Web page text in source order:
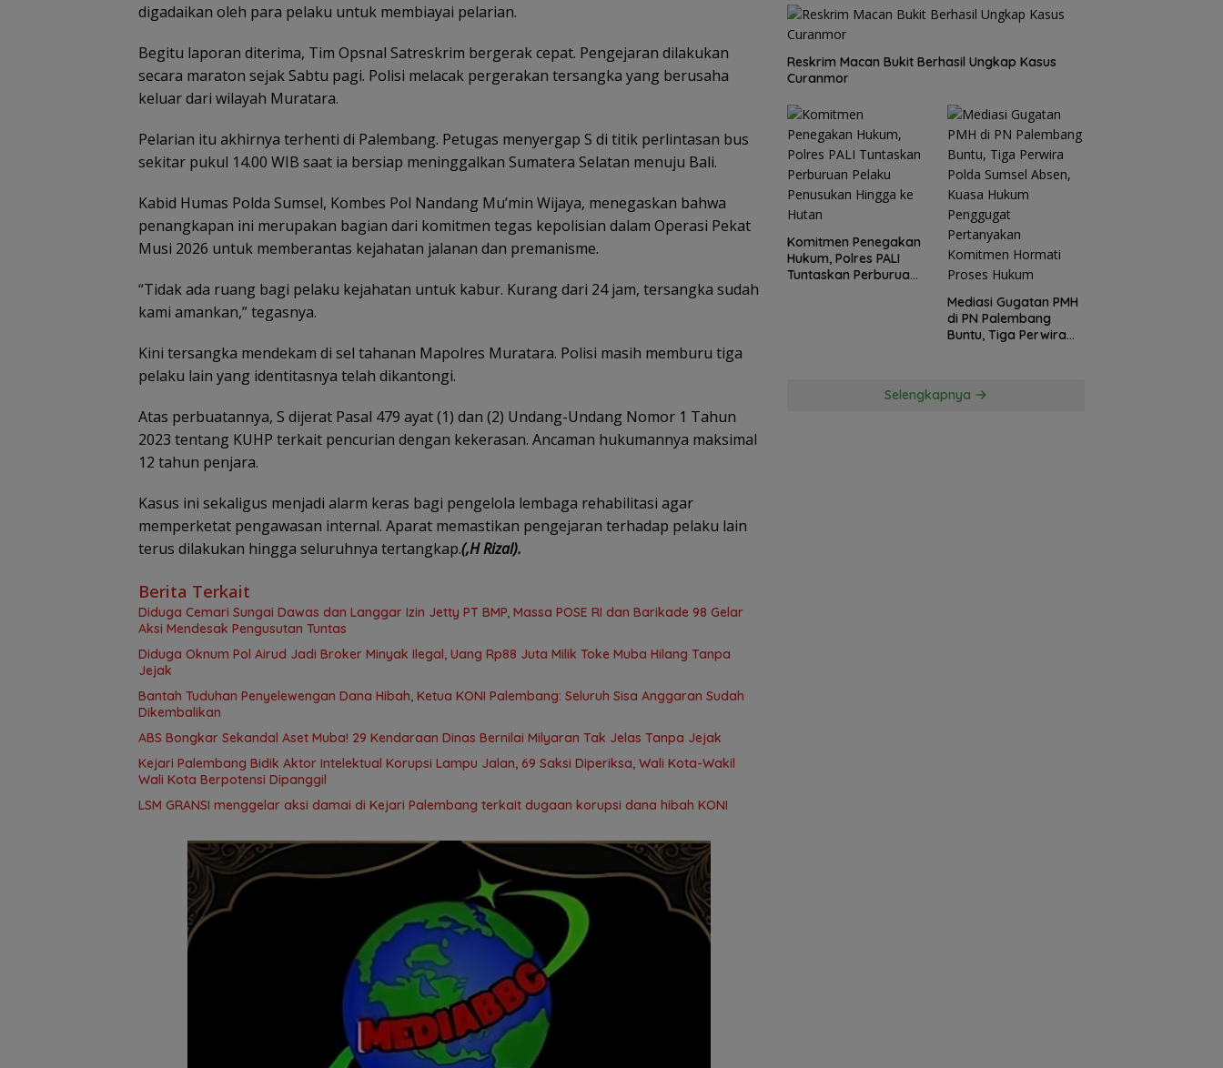
digadaikan oleh para pelaku untuk membiayai pelarian.
Begitu laporan diterima, Tim Opsnal Satreskrim bergerak cepat. Pengejaran dilakukan
secara maraton sejak Sabtu pagi. Polisi melacak pergerakan tersangka yang berusaha
keluar dari wilayah Muratara.
Pelarian itu akhirnya terhenti di Palembang. Petugas menyergap S di titik perlintasan bus
sekitar pukul 14.00 WIB saat ia bersiap meninggalkan Sumatera Selatan menuju Bali.
Kabid Humas Polda Sumsel, Kombes Pol Nandang Mu’min Wijaya, menegaskan bahwa
penangkapan ini merupakan bagian dari komitmen tegas kepolisian dalam Operasi Pekat
Musi 2026 untuk memberantas kejahatan jalanan dan premanisme.
“Tidak ada ruang bagi pelaku kejahatan untuk kabur. Kurang dari 24 jam, tersangka sudah
kami amankan,” tegasnya.
Kini tersangka mendekam di sel tahanan Mapolres Muratara. Polisi masih memburu tiga
pelaku lain yang identitasnya telah dikantongi.
Atas perbuatannya, S dijerat Pasal 479 ayat (1) dan (2) Undang-Undang Nomor 1 Tahun
2023 tentang KUHP terkait pencurian dengan kekerasan. Ancaman hukumannya maksimal
12 tahun penjara.
Kasus ini sekaligus menjadi alarm keras bagi pengelola lembaga rehabilitasi agar
memperketat pengawasan internal. Aparat memastikan pengejaran terhadap pelaku lain
terus dilakukan hingga seluruhnya tertangkap.(,H Rizal).
Berita Terkait
Diduga Cemari Sungai Dawas dan Langgar Izin Jetty PT BMP, Massa POSE RI dan Barikade 98 Gelar
Aksi Mendesak Pengusutan Tuntas
Diduga Oknum Pol Airud Jadi Broker Minyak Ilegal, Uang Rp88 Juta Milik Toke Muba Hilang Tanpa
Jejak
Bantah Tuduhan Penyelewengan Dana Hibah, Ketua KONI Palembang: Seluruh Sisa Anggaran Sudah
Dikembalikan
ABS Bongkar Sekandal Aset Muba! 29 Kendaraan Dinas Bernilai Milyaran Tak Jelas Tanpa Jejak
Kejari Palembang Bidik Aktor Intelektual Korupsi Lampu Jalan, 69 Saksi Diperiksa, Wali Kota-Wakil
Wali Kota Berpotensi Dipanggil
LSM GRANSI menggelar aksi damai di Kejari Palembang terkait dugaan korupsi dana hibah KONI
Reskrim Macan Bukit Berhasil Ungkap Kasus
Curanmor
Komitmen Penegakan
Hukum, Polres PALI
Tuntaskan Perburuan
Mediasi Gugatan PMH
di PN Palembang
Buntu, Tiga Perwira
Pertanyakan
Selengkapnya